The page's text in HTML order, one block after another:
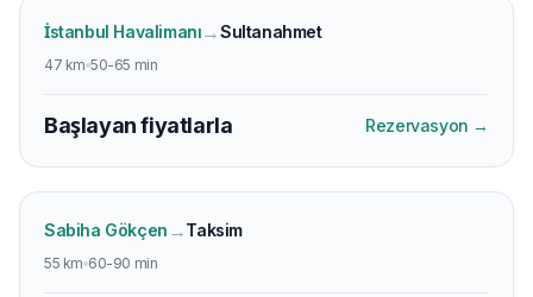
İstanbul Havalimanı→Sultanahmet
47 km 50-65 min
Başlayan fiyatlarla Rezervasyon →
Sabiha Gökçen →Taksim
55 km 60-90 min